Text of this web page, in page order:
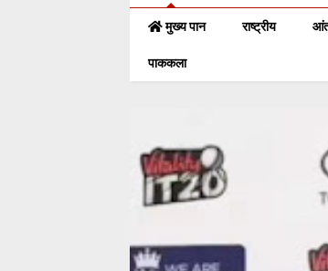
मुख्य पान राष्ट्रीय
पाककला